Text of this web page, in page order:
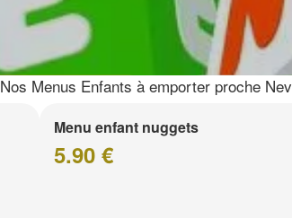
Nos Menus Enfants à emporter proche
Menu enfant nuggets
5.90 €